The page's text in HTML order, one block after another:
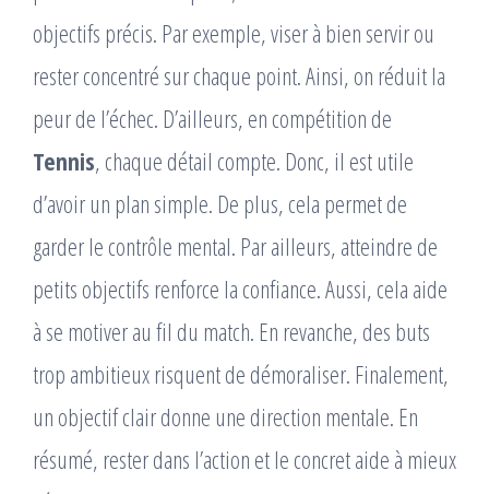
objectifs précis. Par exemple, viser à bien servir ou
rester concentré sur chaque point. Ainsi, on réduit la
peur de l’échec. D’ailleurs, en compétition de
Tennis, chaque détail compte. Donc, il est utile
d’avoir un plan simple. De plus, cela permet de
garder le contrôle mental. Par ailleurs, atteindre de
petits objectifs renforce la confiance. Aussi, cela aide
à se motiver au fil du match. En revanche, des buts
trop ambitieux risquent de démoraliser. Finalement,
un objectif clair donne une direction mentale. En
résumé, rester dans l’action et le concret aide à mieux